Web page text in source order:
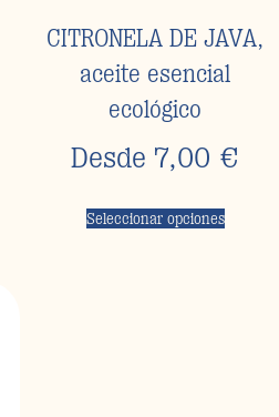
CITRONELA DE JAVA,
aceite esencial
ecológico
Desde 7,00 €
Seleccionar opciones